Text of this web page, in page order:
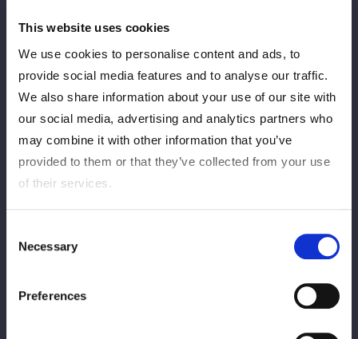
This website uses cookies
We use cookies to personalise content and ads, to
provide social media features and to analyse our traffic.
We also share information about your use of our site with
our social media, advertising and analytics partners who
may combine it with other information that you’ve
provided to them or that they’ve collected from your use
of their services.
Selection
Necessary
Preferences
【PPV販売開始！】1/21『スターダム旗揚
げ15周年記念シリーズ NEW YEAR STARS
2026 in KORAKUEN（1.21）』のPPV販売
が開始！
2026/01/15 PPV
【PPV情報】1/21『スターダム旗揚げ15周
年記念シリーズ NEW YEAR STARS 2026
[As vendas do PPV começaram!] As
vendas do PPV para "JR Central Oshi
Tabi apresenta STARDOM DREAM